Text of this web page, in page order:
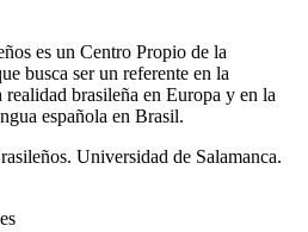
es un Centro Propio de la
busca ser un referente en la
brasileña en Europa y en la
española en Brasil.
Universidad de Salamanca.